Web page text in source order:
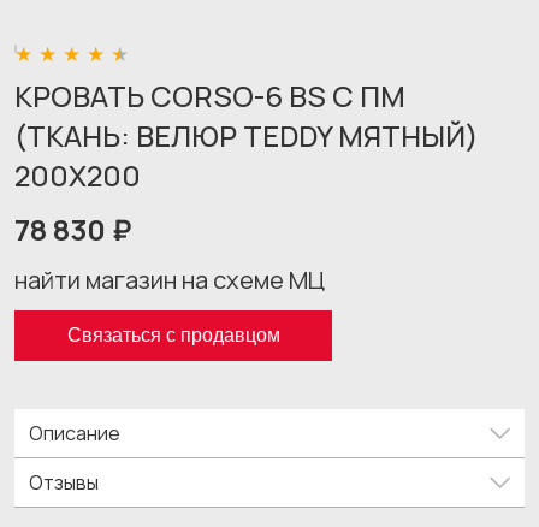
КРОВАТЬ CORSO-6 BS С ПМ
(ТКАНЬ: ВЕЛЮР TEDDY МЯТНЫЙ)
200X200
78 830 ₽
найти магазин на схеме МЦ
Связаться с продавцом
Описание
Отзывы